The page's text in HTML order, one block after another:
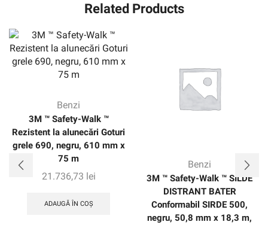
Related Products
Benzi
3M ™ Safety-Walk ™
Rezistent la alunecări Goturi
grele 690, negru, 610 mm x
75 m
21.736,73 lei
ADAUGĂ ÎN COȘ
Benzi
3M ™ Safety-Walk ™ SILDE
DISTRANT BATER
Conformabil SIRDE 500,
negru, 50,8 mm x 18,3 m,